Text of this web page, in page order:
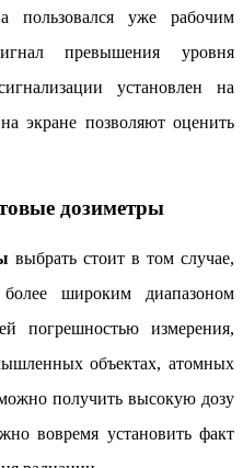
пользовался уже рабочим
превышения уровня
установлен на
экране позволяют оценить
дозиметры
выбрать стоит в том случае,
широким диапазоном
погрешностью измерения,
объектах, атомных
получить высокую дозу
вовремя установить факт